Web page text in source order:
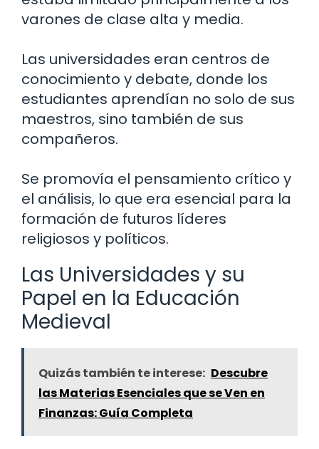
varones de clase alta y media.
Las universidades eran centros de
conocimiento y debate, donde los
estudiantes aprendían no solo de sus
maestros, sino también de sus
compañeros.
Se promovía el pensamiento crítico y
el análisis, lo que era esencial para la
formación de futuros líderes
religiosos y políticos.
Las Universidades y su
Papel en la Educación
Medieval
Quizás también te interese: Descubre
las Materias Esenciales que se Ven en
Finanzas: Guía Completa